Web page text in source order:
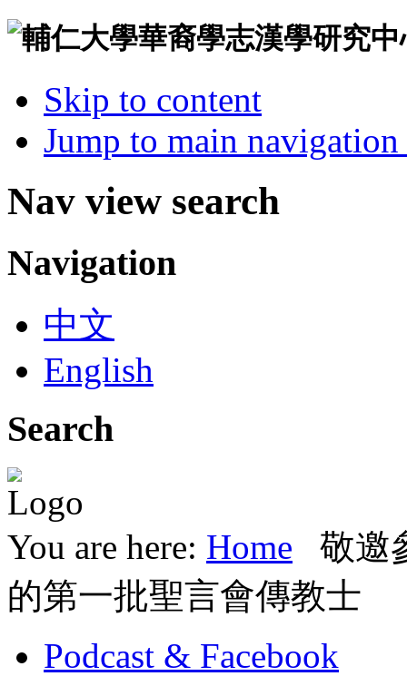
Skip to content
Jump to main
Nav view search
Navigation
中文
English
Search
You are here: Home
敬邀
的第一批聖言會傳教士
Podcast & Facebook